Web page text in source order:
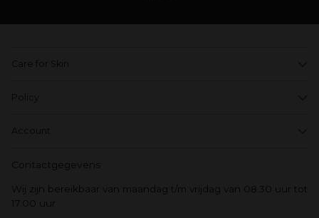
Care for Skin
Policy
Account
Contactgegevens
Wij zijn bereikbaar van maandag t/m vrijdag van 08.30 uur tot
17.00 uur